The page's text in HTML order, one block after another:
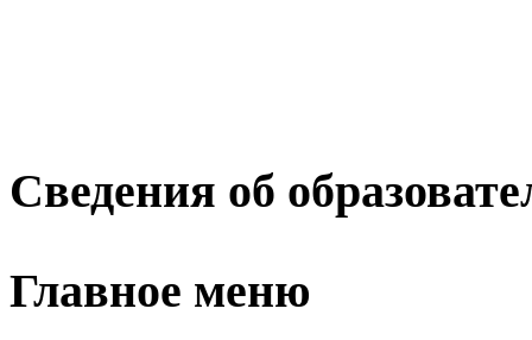
Сведения об
Главное меню